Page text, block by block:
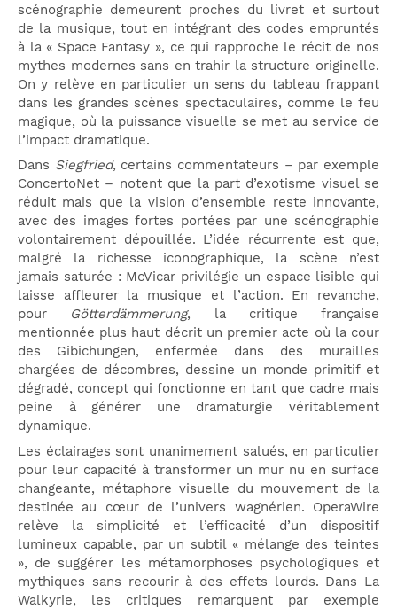
scénographie demeurent proches du livret et surtout
de la musique, tout en intégrant des codes empruntés
à la « Space Fantasy », ce qui rapproche le récit de nos
mythes modernes sans en trahir la structure originelle.
On y relève en particulier un sens du tableau frappant
dans les grandes scènes spectaculaires, comme le feu
magique, où la puissance visuelle se met au service de
l’impact dramatique.
Dans Siegfried, certains commentateurs – par exemple
ConcertoNet – notent que la part d’exotisme visuel se
réduit mais que la vision d’ensemble reste innovante,
avec des images fortes portées par une scénographie
volontairement dépouillée. L’idée récurrente est que,
malgré la richesse iconographique, la scène n’est
jamais saturée : McVicar privilégie un espace lisible qui
laisse affleurer la musique et l’action. En revanche,
pour Götterdämmerung, la critique française
mentionnée plus haut décrit un premier acte où la cour
des Gibichungen, enfermée dans des murailles
chargées de décombres, dessine un monde primitif et
dégradé, concept qui fonctionne en tant que cadre mais
peine à générer une dramaturgie véritablement
dynamique.
Les éclairages sont unanimement salués, en particulier
pour leur capacité à transformer un mur nu en surface
changeante, métaphore visuelle du mouvement de la
destinée au cœur de l’univers wagnérien. OperaWire
relève la simplicité et l’efficacité d’un dispositif
lumineux capable, par un subtil « mélange des teintes
», de suggérer les métamorphoses psychologiques et
mythiques sans recourir à des effets lourds. Dans La
Walkyrie, les critiques remarquent par exemple